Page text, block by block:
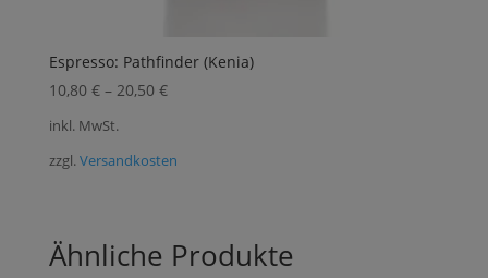
Espresso: Pathfinder (Kenia)
10,80 €– 20,50 €
inkl. MwSt.
zzgl.Versandkosten
Ähnliche Produkte